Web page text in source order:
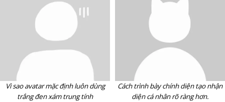
Vì sao avatar mặc định luôn dùng
trắng đen xám trung tính
Cách trình bày chính diện tạo nhận
diện cá nhân rõ ràng hơn.